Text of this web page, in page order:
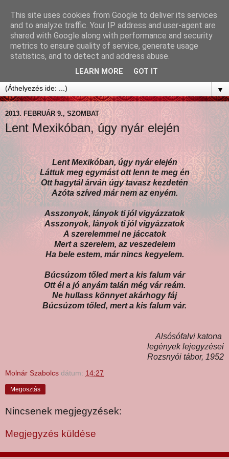
▼
2013. FEBRUÁR 9., SZOMBAT
Lent Mexikóban, úgy nyár elején
Lent Mexikóban, úgy nyár elején
Láttuk meg egymást ott lenn te meg én
Ott hagytál árván úgy tavasz kezdetén
Azóta szíved már nem az enyém.
Asszonyok, lányok ti jól vigyázzatok
Asszonyok, lányok ti jól vigyázzatok
A szerelemmel ne jáccatok
Mert a szerelem, az veszedelem
Ha bele estem, már nincs kegyelem.
Búcsúzom tőled mert a kis falum vár
Ott él a jó anyám talán még vár reám.
Ne hullass könnyet akárhogy fáj
Búcsúzom tőled, mert a kis falum vár.
Alsósófalvi katona
legények lejegyzései
Rozsnyói tábor, 1952
Molnár Szabolcs dátum: 14:27
Megosztás
Nincsenek megjegyzések:
Megjegyzés küldése
This site uses cookies from Google to deliver its services
and to analyze traffic. Your IP address and user-agent are
shared with Google along with performance and security
metrics to ensure quality of service, generate usage
statistics, and to detect and address abuse.
LEARN MORE GOT IT